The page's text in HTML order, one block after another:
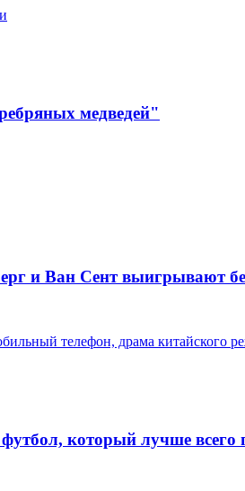
медведей"
и Ван Сент выигрывают
телефон, драма китайского
который лучше всего